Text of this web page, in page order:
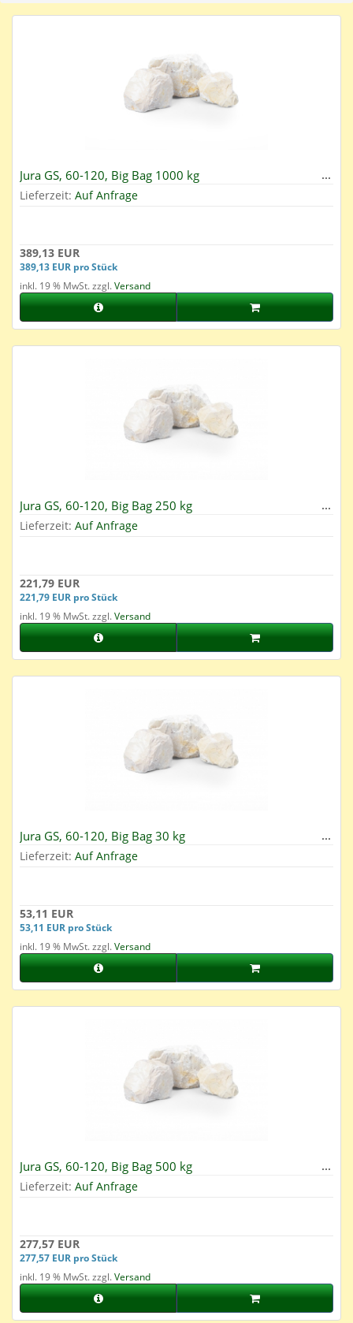
Jura GS, 60-120, Big Bag 1000 kg
Lieferzeit: Auf Anfrage
389,13 EUR
389,13 EUR pro Stück
inkl. 19 % MwSt. zzgl.Versand
Jura GS, 60-120, Big Bag 250 kg
Lieferzeit: Auf Anfrage
221,79 EUR
221,79 EUR pro Stück
inkl. 19 % MwSt. zzgl.Versand
Jura GS, 60-120, Big Bag 30 kg
Lieferzeit: Auf Anfrage
53,11 EUR
53,11 EUR pro Stück
inkl. 19 % MwSt. zzgl.Versand
Jura GS, 60-120, Big Bag 500 kg
Lieferzeit: Auf Anfrage
277,57 EUR
277,57 EUR pro Stück
inkl. 19 % MwSt. zzgl.Versand